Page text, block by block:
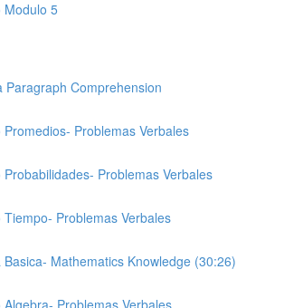
Modulo 5
Paragraph Comprehension
Promedios- Problemas Verbales
Probabilidades- Problemas Verbales
Tiempo- Problemas Verbales
Basica- Mathematics Knowledge (30:26)
Algebra- Problemas Verbales